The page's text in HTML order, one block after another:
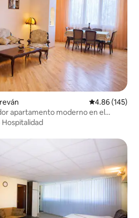
Calificación
4.86 (145)
apartamento moderno en el
ópera
Hospitalidad